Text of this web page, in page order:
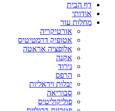
דף הבית
אודותי
מחלות עור
אורטיקריה
אטופיק דרמטיטיס
אלופציה אראטה
אקנה
גירוד
הרפס
יבלות ויראליות
סבוריאה
פוליקוליטיס